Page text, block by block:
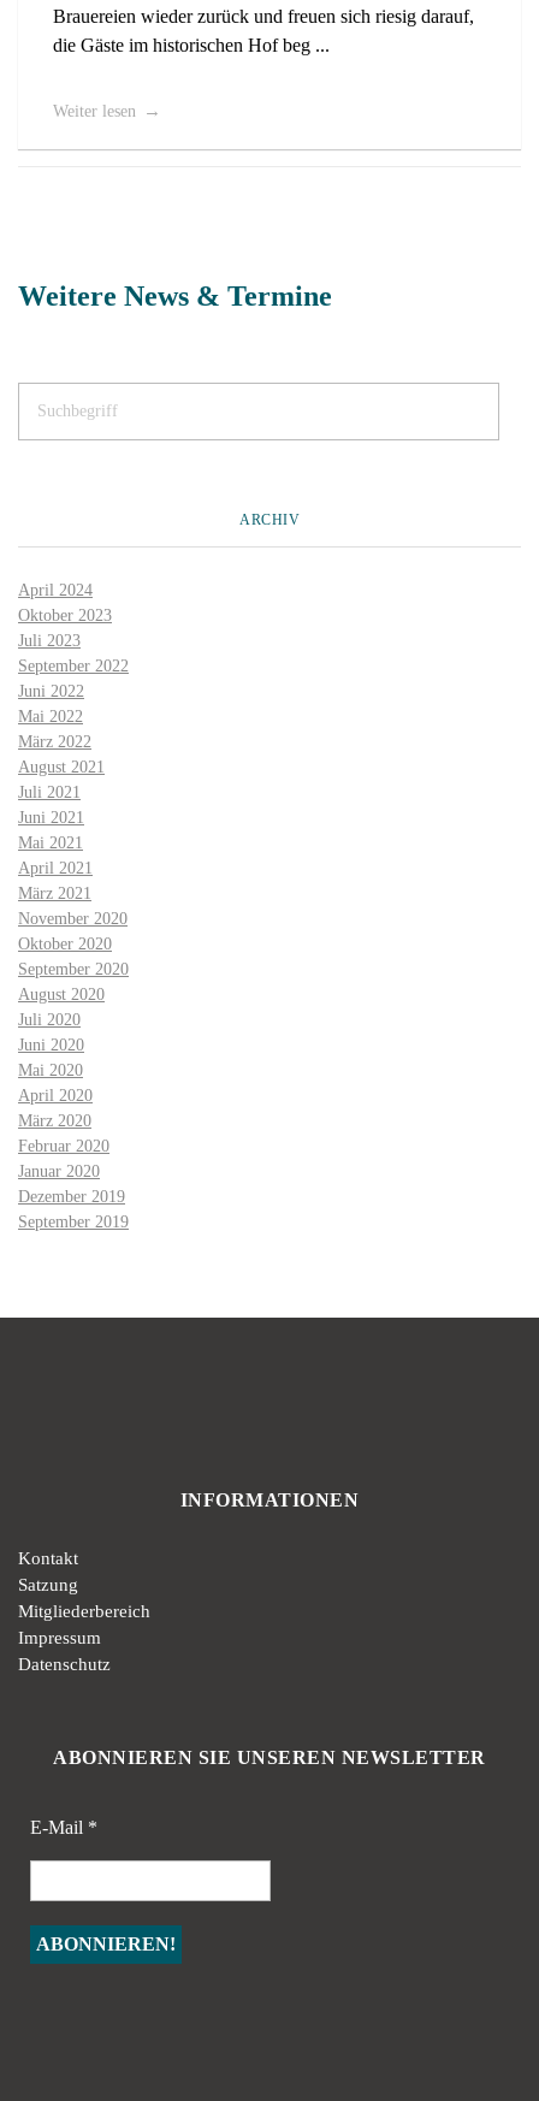
Brauereien wieder zurück und freuen sich riesig darauf,
die Gäste im historischen Hof beg ...
Weiter lesen
Weitere News & Termine
ARCHIV
April 2024
Oktober 2023
Juli 2023
September 2022
Juni 2022
Mai 2022
März 2022
August 2021
Juli 2021
Juni 2021
Mai 2021
April 2021
März 2021
November 2020
Oktober 2020
September 2020
August 2020
Juli 2020
Juni 2020
Mai 2020
April 2020
März 2020
Februar 2020
Januar 2020
Dezember 2019
September 2019
INFORMATIONEN
Kontakt
Satzung
Mitgliederbereich
Impressum
Datenschutz
ABONNIEREN SIE UNSEREN NEWSLETTER
E-Mail *